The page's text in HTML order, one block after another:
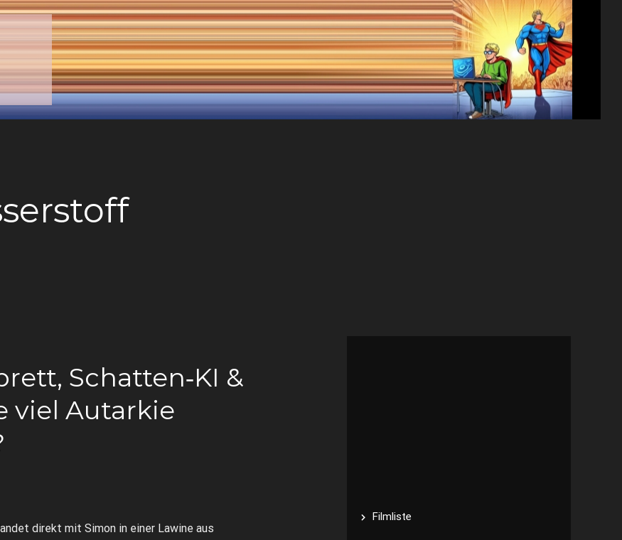
Schatten‑KI &
viel Autarkie
direkt mit Simon in einer Lawine aus
Filmliste